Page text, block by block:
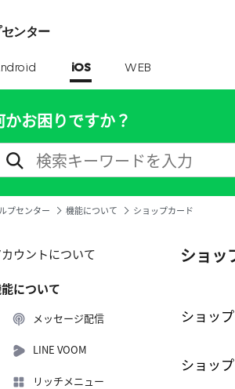
ンター
iOS WEB
かお困りですか？
プセンター 機能について ショップカード
ウントについて
について
メッセージ配信
LINE VOOM
リッチメニュー
ショッ
ショッ
ショッ